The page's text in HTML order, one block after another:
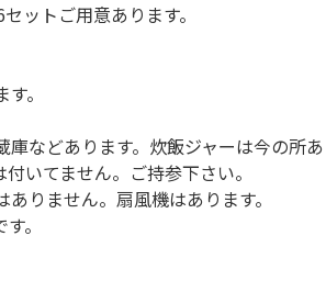
ットご用意あります。
。
などあります。炊飯ジャーは今の所あ
いてません。ご持参下さい。
りません。扇風機はあります。
。